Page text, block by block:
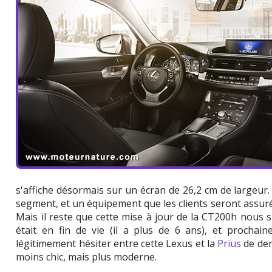
s'affiche désormais sur un écran de 26,2 cm de
segment, et un équipement que les clients seront
Mais il reste que cette mise à jour de la CT200h nous
était en fin de vie (il a plus de 6 ans), et
légitimement hésiter entre cette Lexus et la Prius de
moins chic, mais plus moderne.